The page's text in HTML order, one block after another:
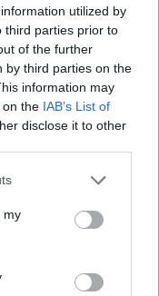
utilized by
third parties prior to
of the further
by third parties on the
information may
on the IAB’s List of
disclose it to other
or more Google
You may click to
third-party tags to
in below Google
my